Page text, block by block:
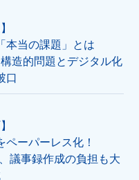
本当の課題」とは
造的問題とデジタル化
口
ーパーレス化！
議事録作成の負担も大